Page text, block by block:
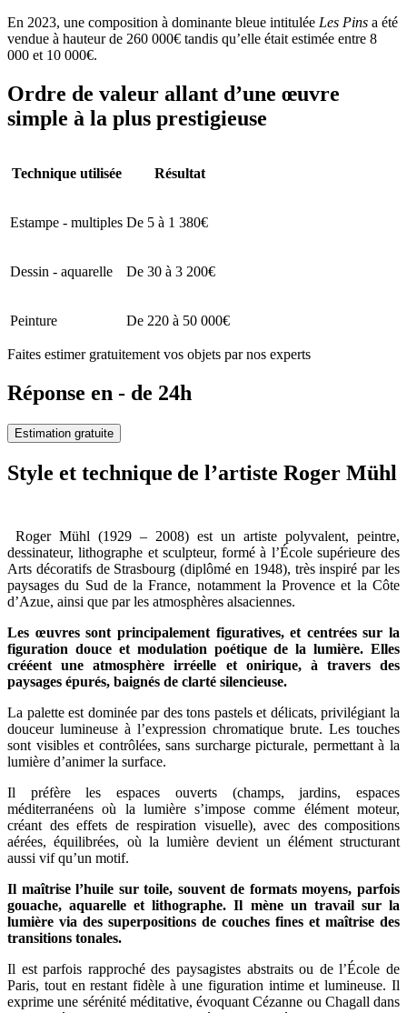
En 2023, une composition à dominante bleue intitulée Les Pins a été
vendue à hauteur de 260 000€ tandis qu’elle était estimée entre 8
000 et 10 000€.
Ordre de valeur allant d’une œuvre
simple à la plus prestigieuse
Technique utilisée Résultat
Estampe - multiples De 5 à 1 380€
Dessin - aquarelle De 30 à 3 200€
Peinture De 220 à 50 000€
Faites estimer gratuitement vos objets par nos experts
Réponse en - de 24h
Estimation gratuite
Style et technique de l’artiste Roger Mühl
Roger Mühl (1929 – 2008) est un artiste polyvalent, peintre,
dessinateur, lithographe et sculpteur, formé à l’École supérieure des
Arts décoratifs de Strasbourg (diplômé en 1948), très inspiré par les
paysages du Sud de la France, notamment la Provence et la Côte
d’Azue, ainsi que par les atmosphères alsaciennes.
Les œuvres sont principalement figuratives, et centrées sur la
figuration douce et modulation poétique de la lumière. Elles
crééent une atmosphère irréelle et onirique, à travers des
paysages épurés, baignés de clarté silencieuse.
La palette est dominée par des tons pastels et délicats, privilégiant la
douceur lumineuse à l’expression chromatique brute. Les touches
sont visibles et contrôlées, sans surcharge picturale, permettant à la
lumière d’animer la surface.
Il préfère les espaces ouverts (champs, jardins, espaces
méditerranéens où la lumière s’impose comme élément moteur,
créant des effets de respiration visuelle), avec des compositions
aérées, équilibrées, où la lumière devient un élément structurant
aussi vif qu’un motif.
Il maîtrise l’huile sur toile, souvent de formats moyens, parfois
gouache, aquarelle et lithographe. Il mène un travail sur la
lumière via des superpositions de couches fines et maîtrise des
transitions tonales.
Il est parfois rapproché des paysagistes abstraits ou de l’École de
Paris, tout en restant fidèle à une figuration intime et lumineuse. Il
exprime une sérénité méditative, évoquant Cézanne ou Chagall dans